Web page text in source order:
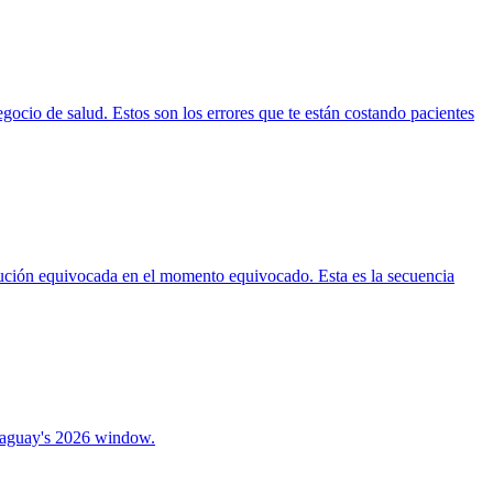
de salud. Estos son los errores que te están costando pacientes
equivocada en el momento equivocado. Esta es la secuencia
2026 window.